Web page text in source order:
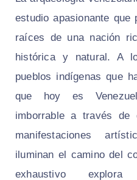
estudio apasionante que
raíces de una nación
histórica y natural. A
pueblos indígenas que
que hoy es
imborrable a través de
manifestaciones
iluminan el camino del
exhaustivo explora